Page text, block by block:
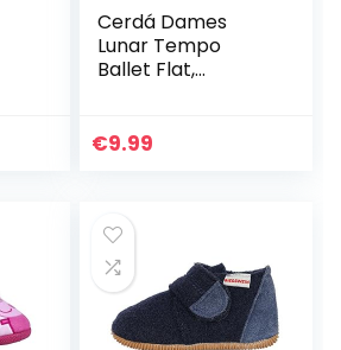
Cerdá Dames
Lunar Tempo
Ballet Flat,
€9.99